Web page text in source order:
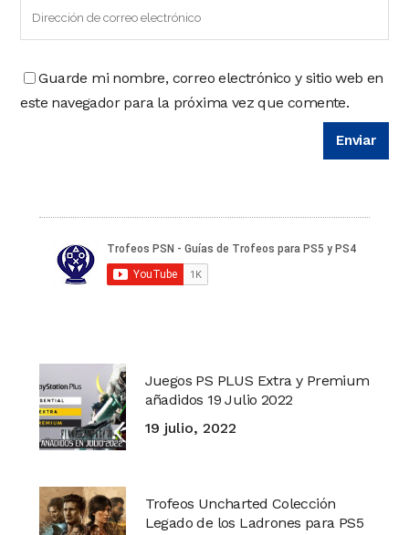
Guarde mi nombre, correo electrónico y sitio web en
este navegador para la próxima vez que comente.
Juegos PS PLUS Extra y Premium
añadidos 19 Julio 2022
19 julio, 2022
Trofeos Uncharted Colección
Legado de los Ladrones para PS5